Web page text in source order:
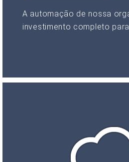
A automação de nossa
investimento completo